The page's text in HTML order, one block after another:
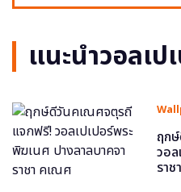
แนะนำวอลเป
ฤก
วอล
รา